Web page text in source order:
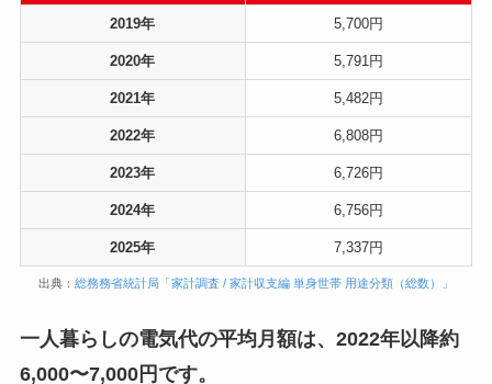
2019年 5,700円
2020年 5,791円
2021年 5,482円
2022年 6,808円
2023年 6,726円
2024年 6,756円
2025年 7,337円
出典： 総務務省統計局「家計調査 / 家計収支編 単身世帯 用途分類（総数）」
一人暮らしの電気代の平均月額は、2022年以降約
6,000〜7,000円です。